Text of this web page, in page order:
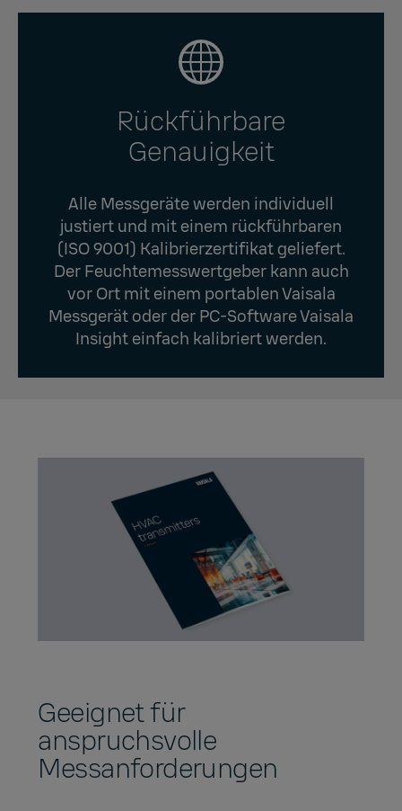
Rückführbare
Genauigkeit
Alle Messgeräte werden individuell
justiert und mit einem rückführbaren
(ISO 9001) Kalibrierzertifikat geliefert.
Der Feuchtemesswertgeber kann auch
vor Ort mit einem portablen Vaisala
Messgerät oder der PC-Software Vaisala
Insight einfach kalibriert werden.
Geeignet für
anspruchsvolle
Messanforderungen